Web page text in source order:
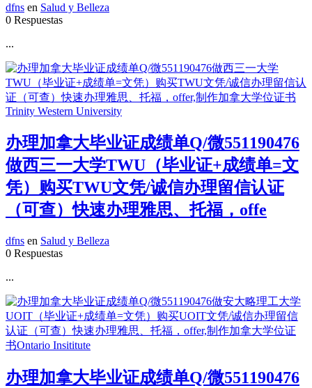
dfns en Salud y Belleza
0 Respuestas
...
办理加拿大毕业证成绩单Q/微551190476
做西三一大学TWU（毕业证+成绩单=文
凭）购买TWU文凭/诚信办理留信认证
（可查）快速办理雅思、托福，offe
dfns en Salud y Belleza
0 Respuestas
...
办理加拿大毕业证成绩单Q/微551190476